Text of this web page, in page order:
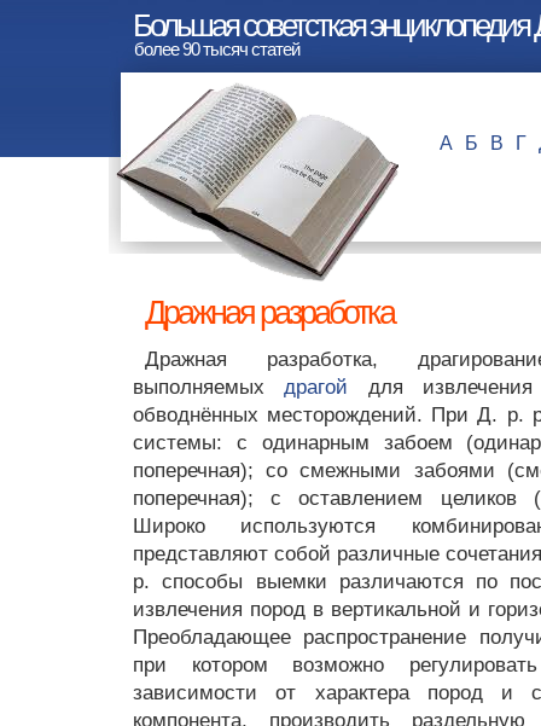
Большая советсткая
более 90 тысяч статей
А Б В Г
Дражная разработка
Дражная разработка,
выполняемыхдрагой для
обводнённых месторождений. При Д. р.
системы: с одинарным забоем
поперечная); со смежными забоями
поперечная); с оставлением целиков
Широко используются
представляют собой различные
р. способы выемки различаются по
извлечения пород в вертикальной и
Преобладающее распространение
при котором возможно
зависимости от характера пород и
компонента, производить